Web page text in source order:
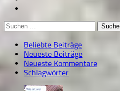
Suchen
nach:
Beliebte Beiträge
Neueste Beiträge
Neueste Kommentare
Schlagwörter